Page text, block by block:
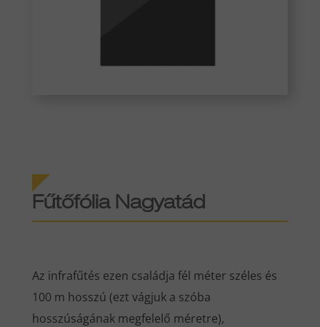
Fűtőfólia Nagyatád
Az infrafűtés ezen családja fél méter széles és
100 m hosszú (ezt vágjuk a szóba
hosszúságának megfelelő méretre),